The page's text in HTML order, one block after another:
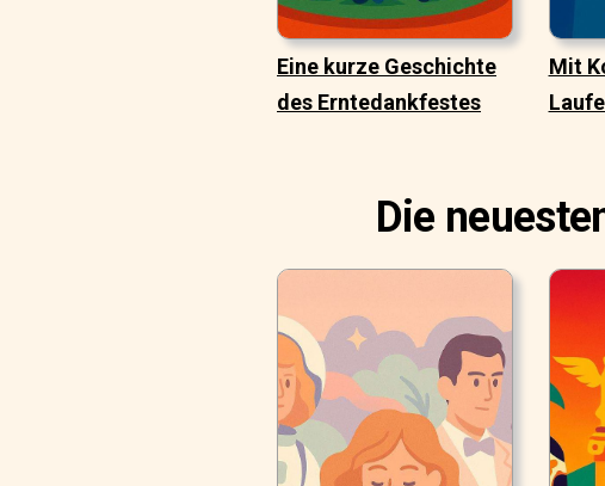
Eine kurze Geschichte
des Erntedankfestes
Mit
Die